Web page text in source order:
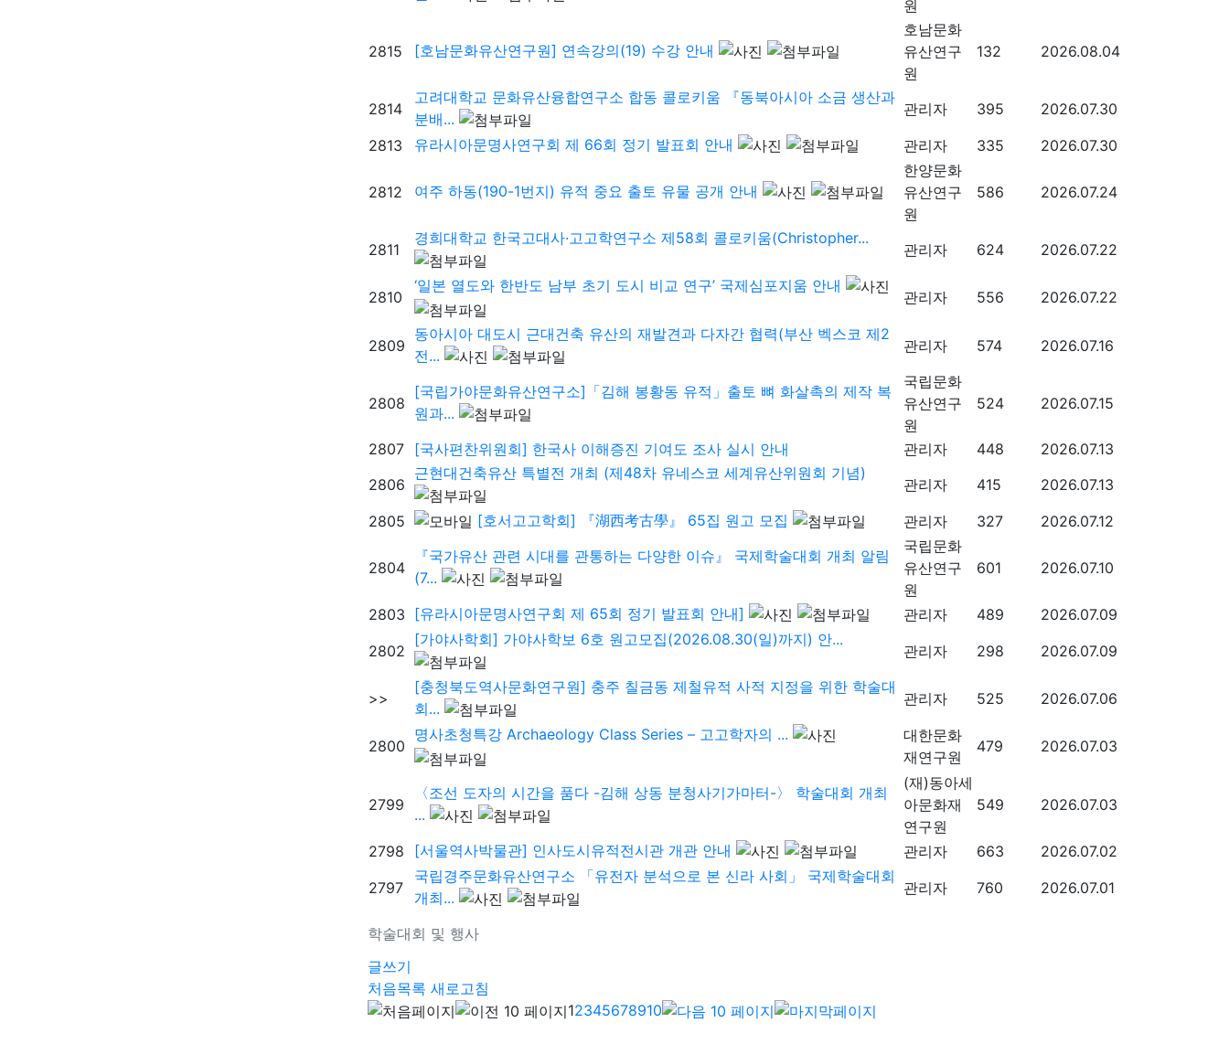
학술대회 및 행사
원
2815 [호남문화유산연구원] 연속강의(19) 수강 안내
호남문화
유산연구
원
132 2026.08.04
2814
고려대학교 문화유산융합연구소 합동 콜로키움 『동북아시아 소금 생산과
분배...
관리자 395
2026.07.30
2813
유라시아문명사연구회 제 66회 정기 발표회 안내 관리자 335 2026.07.30
2812 여주 하동(190-1번지) 유적 중요 출토 유물 공개 안내
한양문화
유산연구
원
586 2026.07.24
2811
경희대학교 한국고대사·고고학연구소 제58회 콜로키움(Christopher...
관리자 624 2026.07.22
2810
‘일본 열도와 한반도 남부 초기 도시 비교 연구’ 국제심포지움 안내
관리자 556 2026.07.22
2809
동아시아 대도시 근대건축 유산의 재발견과 다자간 협력(부산 벡스코 제2
전...
관리자 574 2026.07.16
2808
[국립가야문화유산연구소]「김해 봉황동 유적」출토 뼈 화살촉의 제작 복
원과...
국립문화
유산연구
원
524 2026.07.15
2807 [국사편찬위원회] 한국사 이해증진 기여도 조사 실시 안내 관리자 448
2026.07.13
2806
근현대건축유산 특별전 개최 (제48차 유네스코 세계유산위원회 기념)
관리자 415
2026.07.13
2805
[호서고고학회] 『湖西考古學』 65집 원고 모집 관리자 327 2026.07.12
2804
『국가유산 관련 시대를 관통하는 다양한 이슈』 국제학술대회 개최 알림
(7...
국립문화
유산연구
원
601 2026.07.10
2803 [유라시아문명사연구회 제 65회 정기 발표회 안내] 관리자 489
2026.07.09
2802
[가야사학회] 가야사학보 6호 원고모집(2026.08.30(일)까지) 안...
관리자 298 2026.07.09
>>
[충청북도역사문화연구원] 충주 칠금동 제철유적 사적 지정을 위한 학술대
회...
관리자 525 2026.07.06
2800
명사초청특강 Archaeology Class Series – 고고학자의 ...
대한문화
재연구원
479 2026.07.03
2799
〈조선 도자의 시간을 품다 -김해 상동 분청사기가마터-〉 학술대회 개최
...
(재)동아세
아문화재
연구원
549 2026.07.03
2798 [서울역사박물관] 인사도시유적전시관 개관 안내 관리자 663
2026.07.02
2797
국립경주문화유산연구소 「유전자 분석으로 본 신라 사회」 국제학술대회
개최...
관리자 760 2026.07.01
글쓰기
처음목록 새로고침
12345678910